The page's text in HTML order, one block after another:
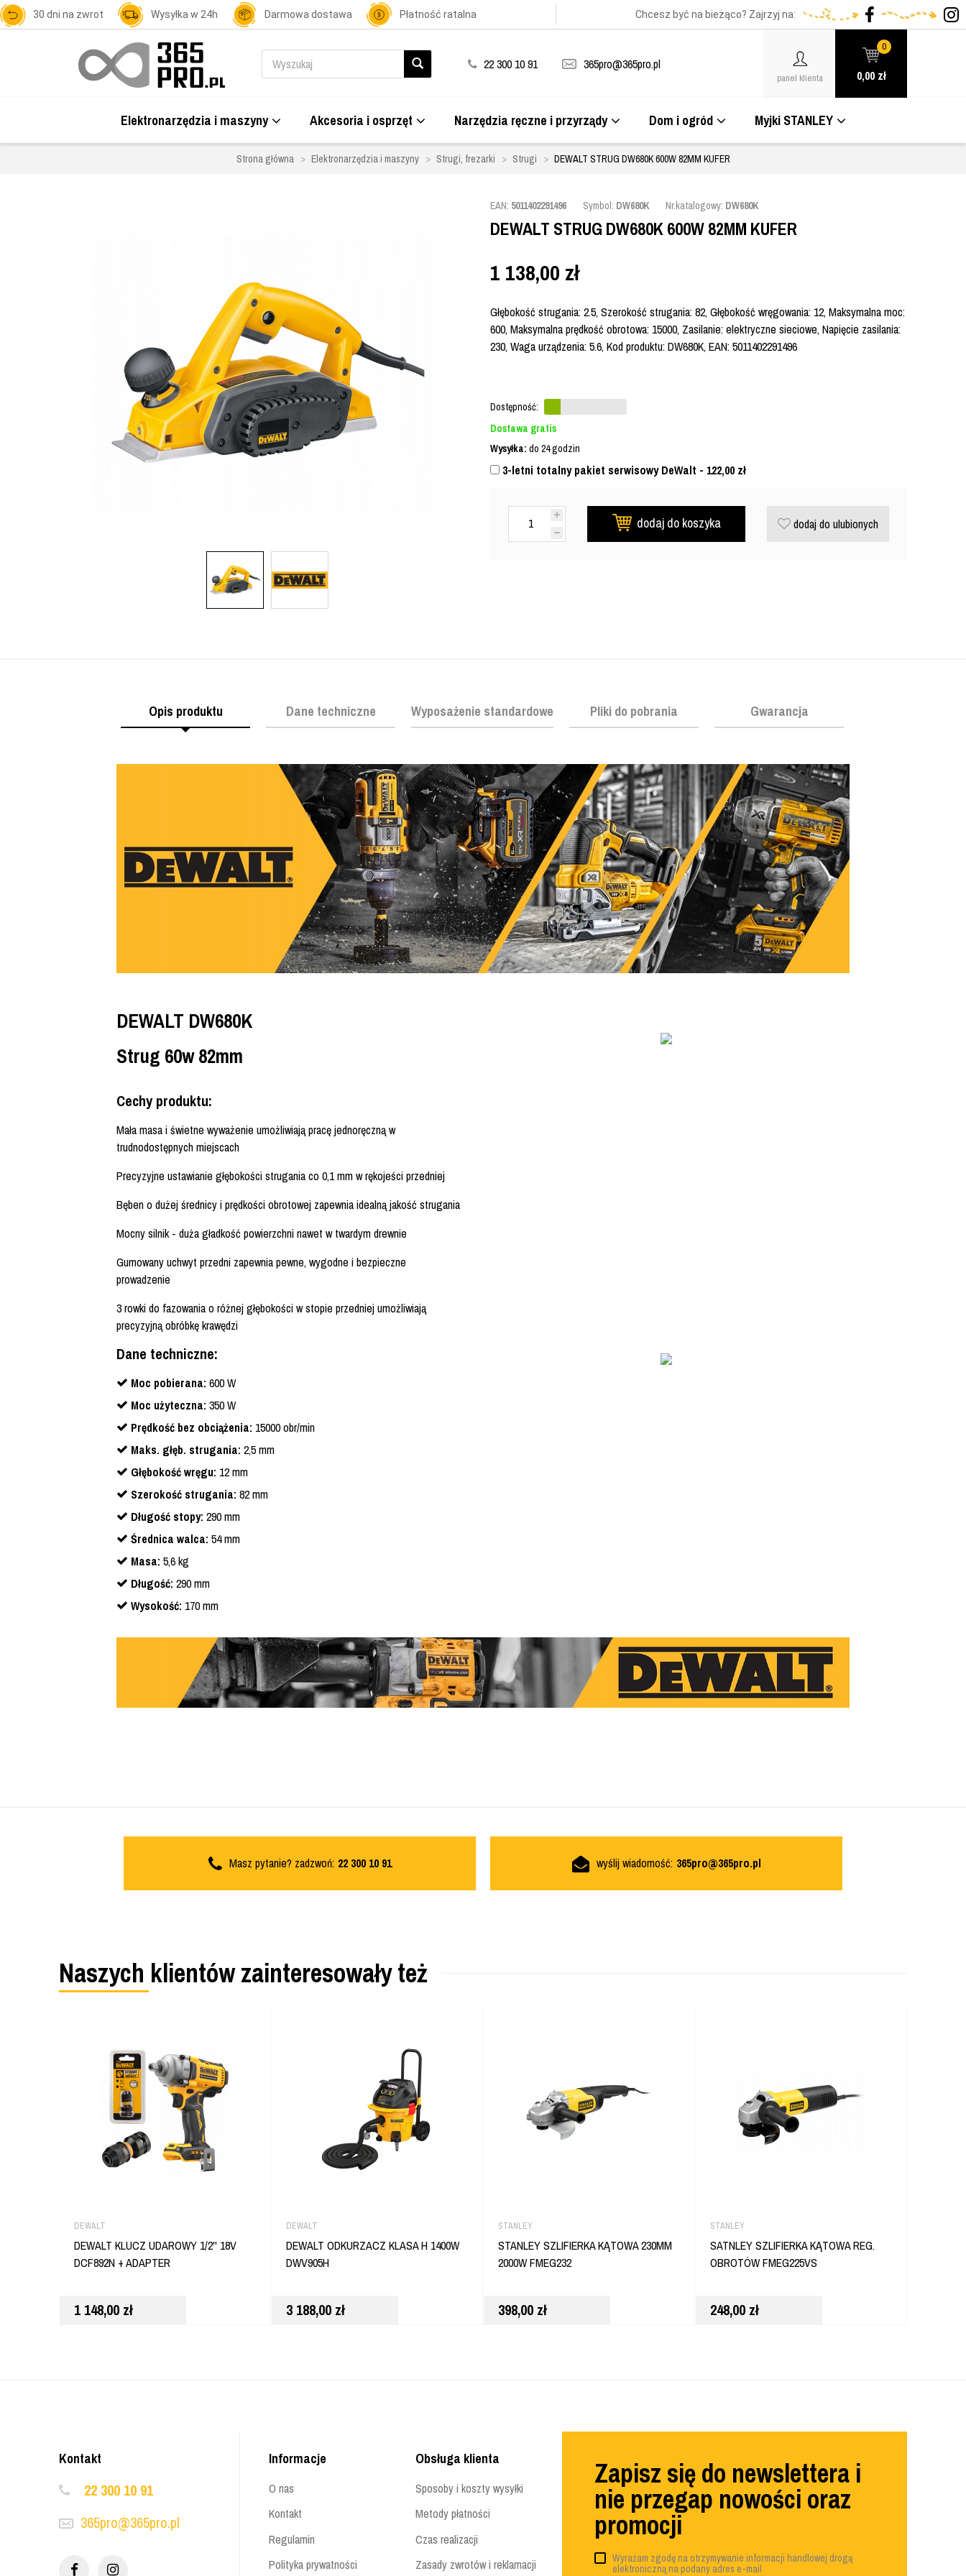
30 dni na zwrot Wysyłka w 24h Darmowa dostawa Płatność ratalna Chcesz być na bieżąco? Zajrzyj na:
22 300 10 91 365pro@365pro.pl
panel klienta
0
0,00 zł
Elektronarzędzia i maszyny Akcesoria i osprzęt Narzędzia ręczne i przyrządy Dom i ogród Myjki STANLEY
Strona główna Elektronarzędzia i maszyny Strugi, frezarki Strugi DEWALT STRUG DW680K 600W 82MM KUFER
EAN: 5011402291496 Symbol: DW680K Nr.katalogowy: DW680K
DEWALT STRUG DW680K 600W 82MM KUFER
1 138,00 zł
Głębokość strugania: 2.5, Szerokość strugania: 82, Głębokość wręgowania: 12, Maksymalna moc:
600, Maksymalna prędkość obrotowa: 15000, Zasilanie: elektryczne sieciowe, Napięcie zasilania:
230, Waga urządzenia: 5.6, Kod produktu: DW680K, EAN: 5011402291496
Dostępność:
Dostawa gratis
Wysyłka: do 24 godzin
3-letni totalny pakiet serwisowy DeWalt - 122,00 zł
dodaj do koszyka dodaj do ulubionych
Opis produktu Dane techniczne Wyposażenie standardowe Pliki do pobrania Gwarancja
DEWALT DW680K
Strug 60w 82mm
Cechy produktu:
Mała masa i świetne wyważenie umożliwiają pracę jednoręczną w
trudnodostępnych miejscach
Precyzyjne ustawianie głębokości strugania co 0,1 mm w rękojeści przedniej
Bęben o dużej średnicy i prędkości obrotowej zapewnia idealną jakość strugania
Mocny silnik - duża gładkość powierzchni nawet w twardym drewnie
Gumowany uchwyt przedni zapewnia pewne, wygodne i bezpieczne
prowadzenie
3 rowki do fazowania o różnej głębokości w stopie przedniej umożliwiają
precyzyjną obróbkę krawędzi
Dane techniczne:
Moc pobierana: 600 W
Moc użyteczna: 350 W
Prędkość bez obciążenia: 15000 obr/min
Maks. głęb. strugania: 2,5 mm
Głębokość wręgu: 12 mm
Szerokość strugania: 82 mm
Długość stopy: 290 mm
Średnica walca: 54 mm
Masa: 5,6 kg
Długość: 290 mm
Wysokość: 170 mm
Masz pytanie? zadzwoń: 22 300 10 91 wyślij wiadomość: 365pro@365pro.pl
Naszych klientów zainteresowały też
DEWALT
DEWALT KLUCZ UDAROWY 1/2'' 18V
DCF892N + ADAPTER
1 148,00 zł
DEWALT
DEWALT ODKURZACZ KLASA H 1400W
DWV905H
3 188,00 zł
STANLEY
STANLEY SZLIFIERKA KĄTOWA 230MM
2000W FMEG232
398,00 zł
STANLEY
SATNLEY SZLIFIERKA KĄTOWA REG.
OBROTÓW FMEG225VS
248,00 zł
Zapisz się do newslettera i
nie przegap nowości oraz
promocji
Wyrażam zgodę na otrzymywanie informacji handlowej drogą
elektroniczną na podany adres e-mail
Informacje
O nas
Kontakt
Regulamin
Polityka prywatności
Obsługa klienta
Sposoby i koszty wysyłki
Metody płatności
Czas realizacji
Zasady zwrotów i reklamacji
Kontakt
22 300 10 91
365pro@365pro.pl